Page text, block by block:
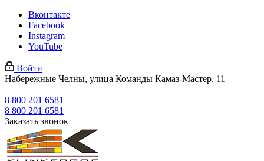
Вконтакте
Facebook
Instagram
YouTube
Войти
Набережные Челны, улица Команды Камаз-Мастер, 11
8 800 201 6581
8 800 201 6581
Заказать звонок